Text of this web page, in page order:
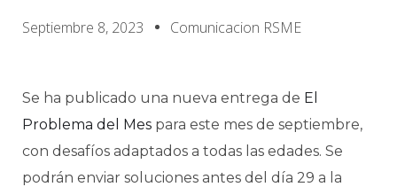
Septiembre 8, 2023 Comunicacion RSME
Se ha publicado una nueva entrega de El
Problema del Mes para este mes de septiembre,
con desafíos adaptados a todas las edades. Se
podrán enviar soluciones antes del día 29 a la